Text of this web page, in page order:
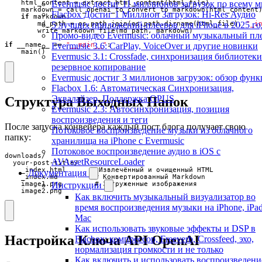
Evermusic достиг 11 миллионов загрузок по всему
Flacbox Достиг 1 Миллион Загрузок: Hi-Res Аудио
5 лучших приложений-плееров для iPhone в 2025
Промо-видео Evermusic: облачный музыкальный
Evermusic 3.6: CarPlay, VoiceOver и другие новинки
Evermusic 3.1: Crossfade, синхронизация
резервное копирование
Evermusic достиг 3 миллионов загрузок: обзор
Flacbox 1.6: Автоматическая Синхронизация,
Эквалайзер, Поддержка OPUS
Evermusic 2.3: Автосинхронизация, позиция
воспроизведения и теги
Потоковое воспроизведение музыки из облачного
хранилища на iPhone с Evermusic
Потоковое воспроизведение аудио в iOS с
AVAssetResourceLoader
Документация
Инструкции
Как включить музыкальный визуализатор во
время воспроизведения музыки на iPhone,
Mac
Как использовать звуковые эффекты и DSP в
Flacbox: компрессор, Freeverb, Crossfeed, эхо,
нормализация громкости и не только
Как включить и использовать
html_content = extract_html_content(html_file)
markdown = call_openai_to_convert_to_markdown(html_content)
if
markdown:
md_path
= os. path.join(os. path.dirname(html_file),
write_markdown_file(md_path, markdown)
if
__name__ == "__main__" :
main ()
Структура Выходных Папок
После запуска конвейера каждый пост блога получает свою
папку:
downloads/
  your-post-title/
    _index.html      # Извлечённый и очищенный HTML
    _index.md         # Конвертированный Markdown
    image1.png        # Загруженные изображения
    image2.png
Настройка Ключа API OpenAI